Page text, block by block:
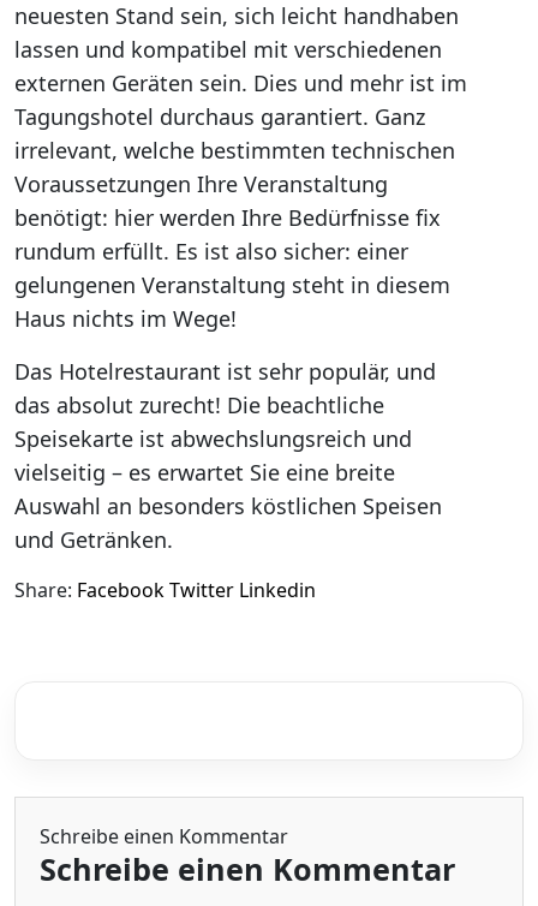
neuesten Stand sein, sich leicht handhaben
lassen und kompatibel mit verschiedenen
externen Geräten sein. Dies und mehr ist im
Tagungshotel durchaus garantiert. Ganz
irrelevant, welche bestimmten technischen
Voraussetzungen Ihre Veranstaltung
benötigt: hier werden Ihre Bedürfnisse fix
rundum erfüllt. Es ist also sicher: einer
gelungenen Veranstaltung steht in diesem
Haus nichts im Wege!
Das Hotelrestaurant ist sehr populär, und
das absolut zurecht! Die beachtliche
Speisekarte ist abwechslungsreich und
vielseitig – es erwartet Sie eine breite
Auswahl an besonders köstlichen Speisen
und Getränken.
Share: FacebookTwitter Linkedin
Schreibe einen Kommentar
Schreibe einen Kommentar